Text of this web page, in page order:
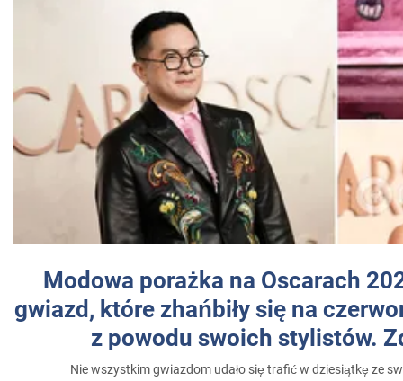
Modowa porażka na Oscarach
gwiazd, które zhańbiły się na
z powodu swoich stylistów.
Nie wszystkim gwiazdom udało się trafić w dziesiątkę ze